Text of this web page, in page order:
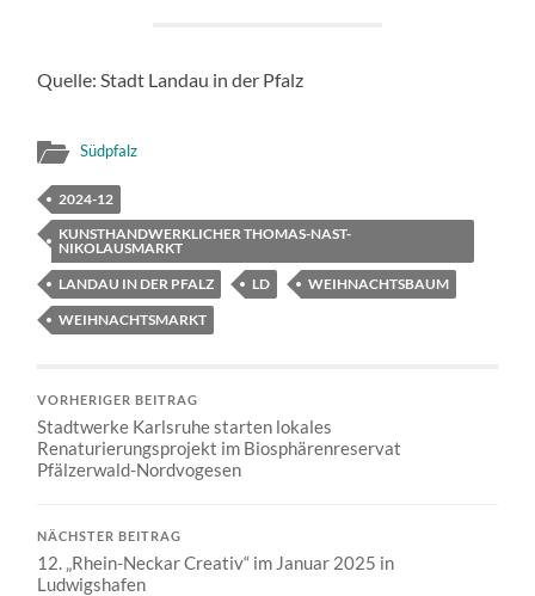
Quelle: Stadt Landau in der Pfalz
Südpfalz
2024-12
KUNSTHANDWERKLICHER THOMAS-NAST-
NIKOLAUSMARKT
LANDAU IN DER PFALZ
LD
WEIHNACHTSBAUM
WEIHNACHTSMARKT
VORHERIGER BEITRAG
Stadtwerke Karlsruhe starten lokales
Renaturierungsprojekt im Biosphärenreservat
Pfälzerwald-Nordvogesen
NÄCHSTER BEITRAG
12. „Rhein-Neckar Creativ“ im Januar 2025 in
Ludwigshafen